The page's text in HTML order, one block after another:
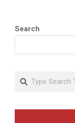
Search
Search